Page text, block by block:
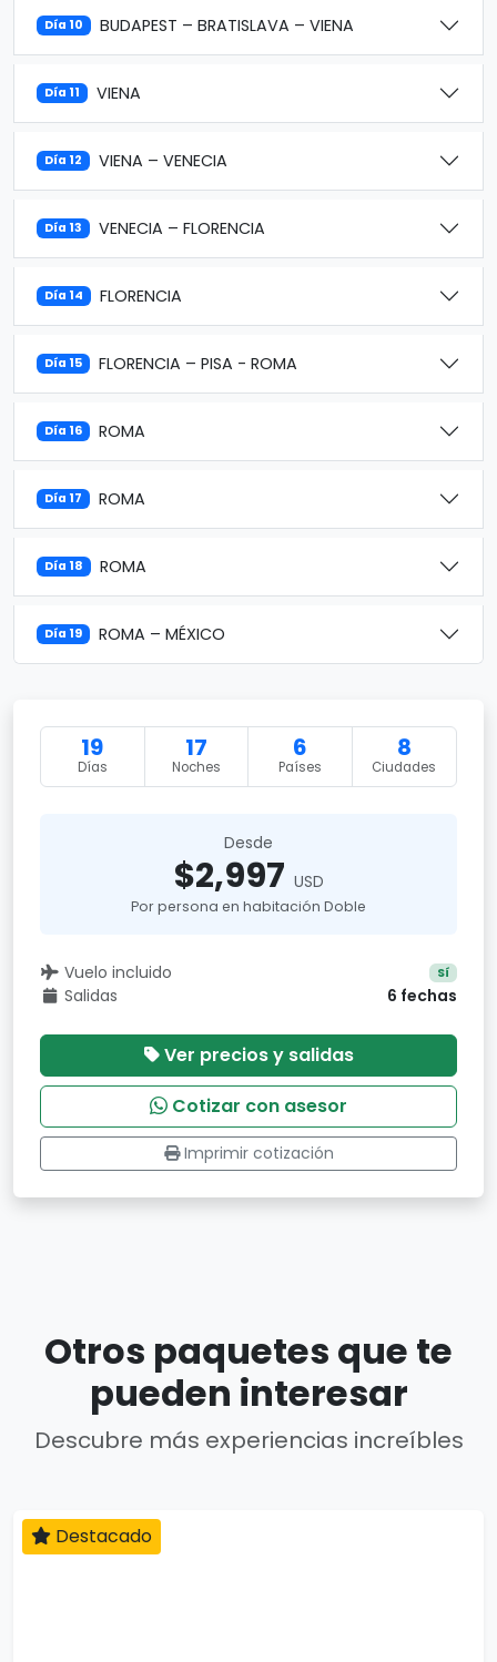
Día 10 BUDAPEST – BRATISLAVA – VIENA
Día 11 VIENA
Día 12 VIENA – VENECIA
Día 13 VENECIA – FLORENCIA
Día 14 FLORENCIA
Día 15 FLORENCIA – PISA - ROMA
Día 16 ROMA
Día 17 ROMA
Día 18 ROMA
Día 19 ROMA – MÉXICO
19
Días
17
Noches
6
Países
8
Ciudades
Desde
$2,997 USD
Por persona en habitación Doble
Vuelo incluido Sí
Salidas 6 fechas
Ver precios y salidas
Cotizar con asesor
Imprimir cotización
Otros paquetes que te
pueden interesar
Descubre más experiencias increíbles
Destacado